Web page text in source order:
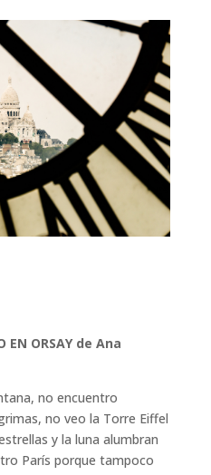
EN ORSAY de Ana
no encuentro
no veo la Torre Eiffel
y la luna alumbran
París porque tampoco